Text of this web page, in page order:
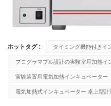
ホットタグ : タイミング機能付きイ
プログラマブル設計の実験室用加熱イ
実験装置用電気加熱インキュベーター
電気加熱式インキュベーター 卓上型